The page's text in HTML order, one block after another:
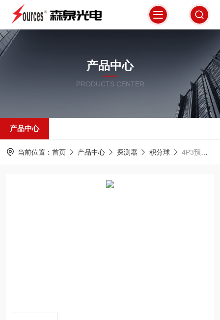
产品中心
PRODUCTS CENTER
产品中心
当前位置： 首页 产品中心 探测器 积分球 4P3预配置积分球，3个模块化面板，多端口